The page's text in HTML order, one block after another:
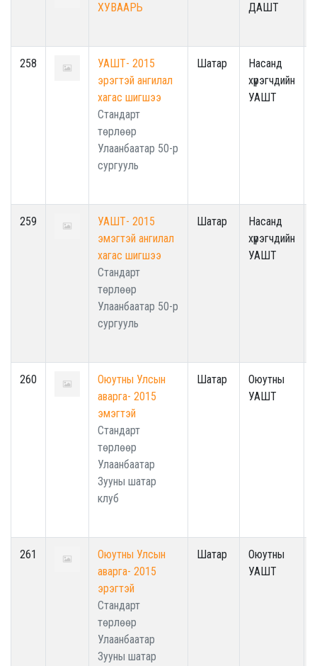
ХУВААРЬ
ДАШТ
258
УАШТ- 2015
эрэгтэй ангилал
хагас шигшээ
Стандарт
төрлөөр
Улаанбаатар 50-р
сургууль
Шатар
Насанд
хүрэгчдийн
УАШТ
259
УАШТ- 2015
эмэгтэй ангилал
хагас шигшээ
Стандарт
төрлөөр
Улаанбаатар 50-р
сургууль
Шатар
Насанд
хүрэгчдийн
УАШТ
260
Оюутны Улсын
аварга- 2015
эмэгтэй
Стандарт
төрлөөр
Улаанбаатар
Зууны шатар
клуб
Шатар
Оюутны
УАШТ
261
Оюутны Улсын
аварга- 2015
эрэгтэй
Стандарт
төрлөөр
Улаанбаатар
Зууны шатар
Шатар
Оюутны
УАШТ